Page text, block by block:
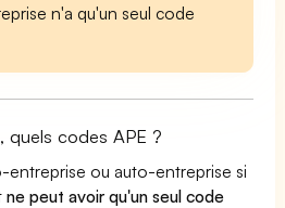
n'a qu'un seul code
quels codes APE ?
entreprise ou auto-entreprise si
ne peut avoir qu'un seul code